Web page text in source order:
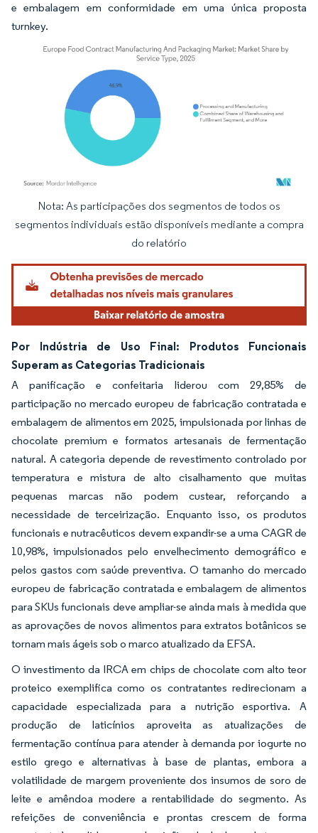
e embalagem em conformidade em uma única proposta
turnkey.
Imagem © Mordor Intelligence. O reuso requer atribuição conforme CC BY 4.0.
Nota: As participações dos segmentos de todos os
segmentos individuais estão disponíveis mediante a compra
do relatório
Por Indústria de Uso Final: Produtos Funcionais
Superam as Categorias Tradicionais
A panificação e confeitaria liderou com 29,85% de
participação no mercado europeu de fabricação contratada e
embalagem de alimentos em 2025, impulsionada por linhas de
chocolate premium e formatos artesanais de fermentação
natural. A categoria depende de revestimento controlado por
temperatura e mistura de alto cisalhamento que muitas
pequenas marcas não podem custear, reforçando a
necessidade de terceirização. Enquanto isso, os produtos
funcionais e nutracêuticos devem expandir-se a uma CAGR de
10,98%, impulsionados pelo envelhecimento demográfico e
pelos gastos com saúde preventiva. O tamanho do mercado
europeu de fabricação contratada e embalagem de alimentos
para SKUs funcionais deve ampliar-se ainda mais à medida que
as aprovações de novos alimentos para extratos botânicos se
tornam mais ágeis sob o marco atualizado da EFSA.
O investimento da IRCA em chips de chocolate com alto teor
proteico exemplifica como os contratantes redirecionam a
capacidade especializada para a nutrição esportiva. A
produção de laticínios aproveita as atualizações de
fermentação contínua para atender à demanda por iogurte no
estilo grego e alternativas à base de plantas, embora a
volatilidade de margem proveniente dos insumos de soro de
leite e amêndoa modere a rentabilidade do segmento. As
refeições de conveniência e prontas crescem de forma